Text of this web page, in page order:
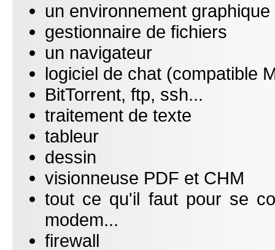
un environnement graphique
gestionnaire de fichiers
un navigateur
logiciel de chat (compatible
BitTorrent, ftp, ssh...
traitement de texte
tableur
dessin
visionneuse PDF et CHM
tout ce qu'il faut pour se
modem...
firewall